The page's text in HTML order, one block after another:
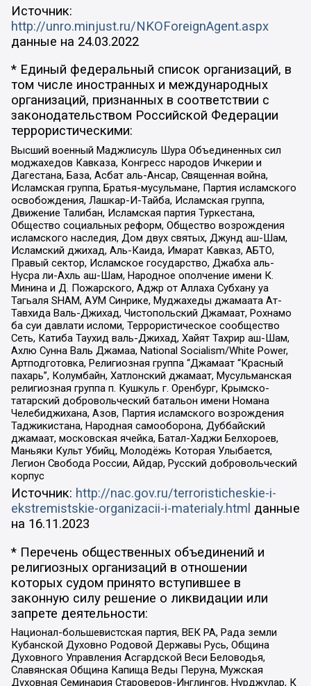
Источник:
http://unro.minjust.ru/NKOForeignAgent.aspx
данные на 24.03.2022
* Единый федеральный список организаций, в
том числе иностранных и международных
организаций, признанных в соответствии с
законодательством Российской Федерации
террористическими:
Высший военный Маджлисуль Шура Объединенных сил
моджахедов Кавказа, Конгресс народов Ичкерии и
Дагестана, База, Асбат аль-Ансар, Священная война,
Исламская группа, Братья-мусульмане, Партия исламского
освобождения, Лашкар-И-Тайба, Исламская группа,
Движение Талибан, Исламская партия Туркестана,
Общество социальных реформ, Общество возрождения
исламского наследия, Дом двух святых, Джунд аш-Шам,
Исламский джихад, Аль-Каида, Имарат Кавказ, АБТО,
Правый сектор, Исламское государство, Джабха аль-
Нусра ли-Ахль аш-Шам, Народное ополчение имени К.
Минина и Д. Пожарского, Аджр от Аллаха Субхану уа
Тагьаля SHAM, АУМ Синрике, Муджахеды джамаата Ат-
Тавхида Валь-Джихад, Чистопольский Джамаат, Рохнамо
ба суи давлати исломи, Террористическое сообщество
Сеть, Катиба Таухид валь-Джихад, Хайят Тахрир аш-Шам,
Ахлю Сунна Валь Джамаа, National Socialism/White Power,
Артподготовка, Религиозная группа “Джамаат “Красный
пахарь”, Колумбайн, Хатлонский джамаат, Мусульманская
религиозная группа п. Кушкуль г. Оренбург, Крымско-
татарский добровольческий батальон имени Номана
Челебиджихана, Азов, Партия исламского возрождения
Таджикистана, Народная самооборона, Дуббайский
джамаат, московская ячейка, Батал-Хаджи Белхороев,
Маньяки Культ Убийц, Молодёжь Которая Улыбается,
Легион Свобода России, Айдар, Русский добровольческий
корпус
Источник: http://nac.gov.ru/terroristicheskie-i-
ekstremistskie-organizacii-i-materialy.html данные
на 16.11.2023
* Перечень общественных объединений и
религиозных организаций в отношении
которых судом принято вступившее в
законную силу решение о ликвидации или
запрете деятельности:
Национал-большевистская партия, ВЕК РА, Рада земли
Кубанской Духовно Родовой Державы Русь, Община
Духовного Управления Асгардской Веси Беловодья,
Славянская Община Капища Веды Перуна, Мужская
Духовная Семинария Староверов-Инглингов, Нурджулар, К